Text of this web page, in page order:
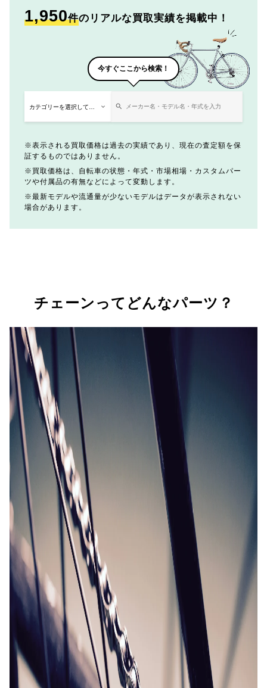
1,950件のリアルな買取実績を掲載中！
今すぐここから検索！
表示される買取価格は過去の実績であり、現在の査定額を保
証するものではありません。
買取価格は、自転車の状態・年式・市場相場・カスタムパー
ツや付属品の有無などによって変動します。
最新モデルや流通量が少ないモデルはデータが表示されない
場合があります。
チェーンってどんなパーツ？